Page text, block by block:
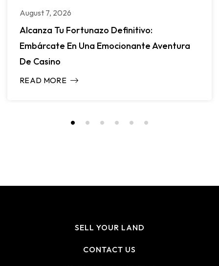
August 7, 2026
Alcanza Tu Fortunazo Definitivo:
Embárcate En Una Emocionante Aventura
De Casino
READ MORE
SELL YOUR LAND
CONTACT US